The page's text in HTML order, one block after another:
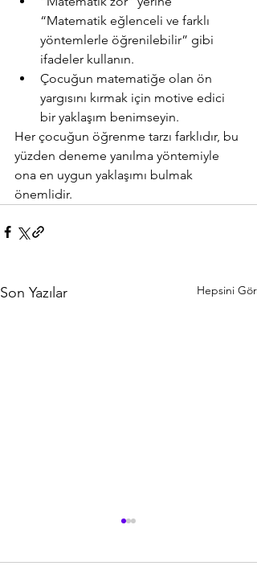
“Matematik eğlenceli ve farklı
yöntemlerle öğrenilebilir” gibi
ifadeler kullanın.
Çocuğun matematiğe olan ön
yargısını kırmak için motive edici
bir yaklaşım benimseyin.
Her çocuğun öğrenme tarzı farklıdır, bu
yüzden deneme yanılma yöntemiyle
ona en uygun yaklaşımı bulmak
önemlidir.
Son Yazılar Hepsini Gör